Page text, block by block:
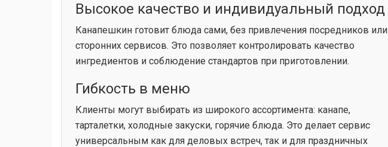
Высокое качество и индивидуальный подход
Канапешкин готовит блюда сами, без привлечения посредников или
сторонних сервисов. Это позволяет контролировать качество
ингредиентов и соблюдение стандартов при приготовлении.
Гибкость в меню
Клиенты могут выбирать из широкого ассортимента: канапе,
тарталетки, холодные закуски, горячие блюда. Это делает сервис
универсальным как для деловых встреч, так и для праздничных